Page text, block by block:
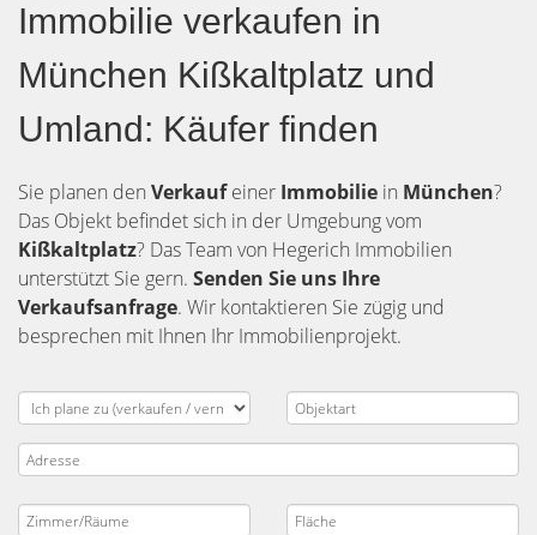
Immobilie verkaufen in
München Kißkaltplatz und
Umland: Käufer finden
Sie planen den Verkaufeiner Immobilie in München?
Das Objekt befindet sich in der Umgebung vom
Kißkaltplatz? Das Team von Hegerich Immobilien
unterstützt Sie gern. Senden Sie uns Ihre
Verkaufsanfrage. Wir kontaktieren Sie zügig und
besprechen mit Ihnen Ihr Immobilienprojekt.